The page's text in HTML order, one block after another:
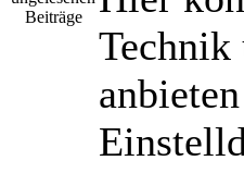
Technik